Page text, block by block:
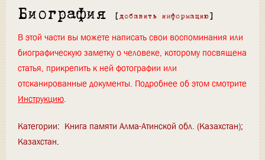
Биография [ добавить информацию ]
В этой части вы можете написать свои воспоминания или
биографическую заметку о человеке, которому посвящена
статья, прикрепить к ней фотографии или
отсканированные документы. Подробнее об этом смотрите
Инструкцию.
Категории: Книга памяти Алма-Атинской обл. (Казахстан)
Казахстан